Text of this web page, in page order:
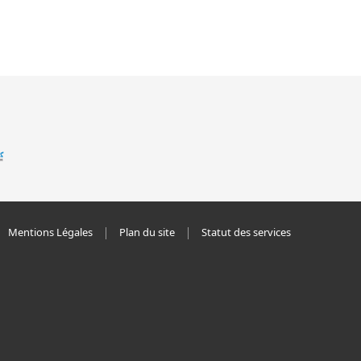
Mentions Légales Plan du site Statut des services